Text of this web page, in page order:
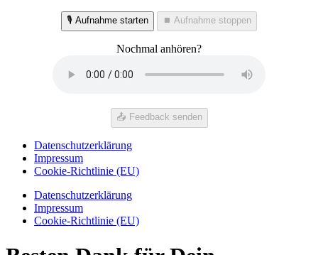
🎙️ Aufnahme starten ⏹️ Aufnahme stoppen
Nochmal anhören?
📤 Feedback senden
Datenschutzerklärung
Impressum
Cookie-Richtlinie (EU)
Datenschutzerklärung
Impressum
Cookie-Richtlinie (EU)